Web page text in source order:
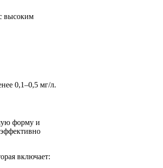
высоким
0,1–0,5 мг/л.
форму и
включает: